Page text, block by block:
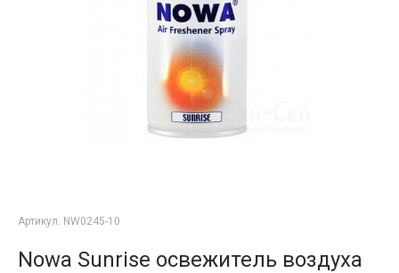
Артикул: NW0245-10
Nowa Sunrise освежитель воздуха